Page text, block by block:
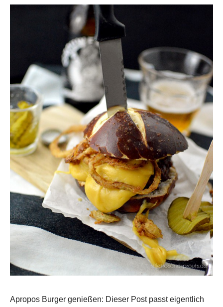
Apropos Burger genießen: Dieser Post passt eigentlich